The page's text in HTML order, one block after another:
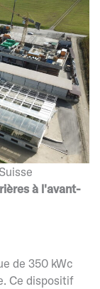
à l'avant-
de 350 kWc
Ce dispositif